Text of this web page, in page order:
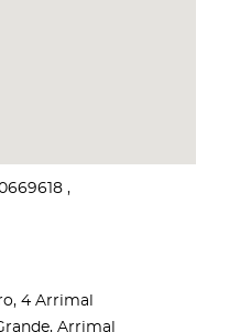
4 Arrimal
Arrimal